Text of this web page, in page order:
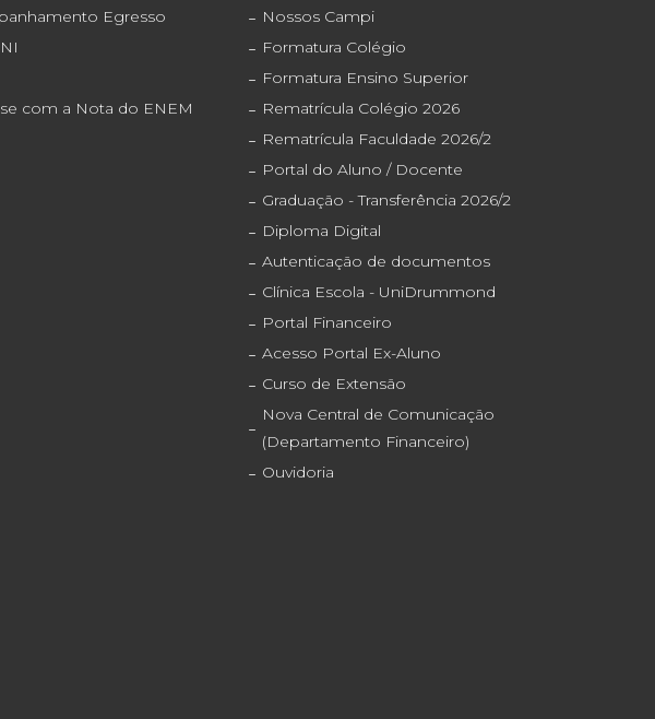
Egresso
com a Nota do ENEM
Nossos Campi
Formatura Colégio
Formatura Ensino Superior
Rematrícula Colégio 2026
Rematrícula Faculdade 2026/2
Portal do Aluno / Docente
Graduação - Transferência 2026/2
Diploma Digital
Autenticação de documentos
Clínica Escola - UniDrummond
Portal Financeiro
Acesso Portal Ex-Aluno
Curso de Extensão
Nova Central de Comunicação
(Departamento Financeiro)
Ouvidoria